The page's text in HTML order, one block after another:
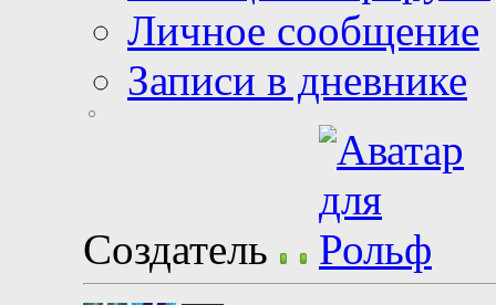
Личное сообщение
Записи в дневнике
Создатель